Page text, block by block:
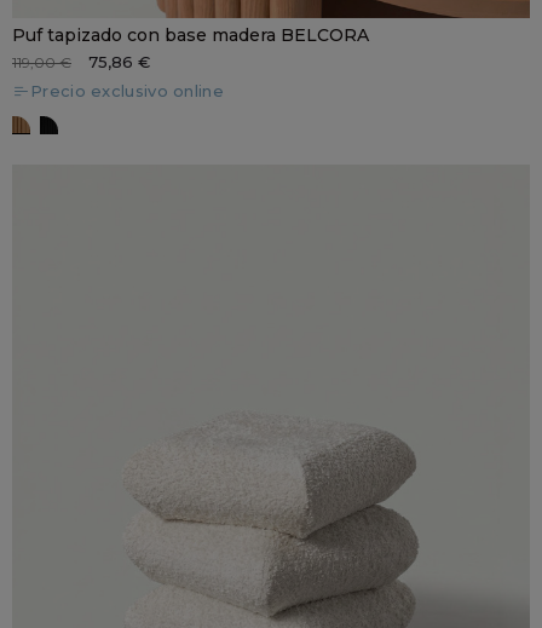
Puf tapizado con base madera BELCORA
119,00 €
75,86 €
Precio exclusivo online
BELCORA NATURAL